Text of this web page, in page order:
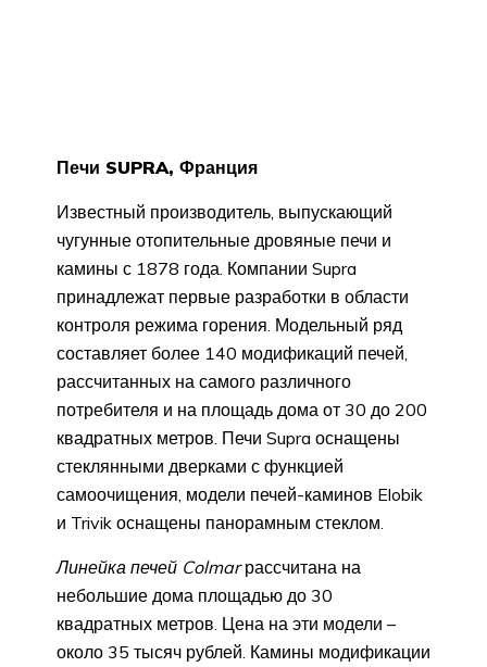
Печи SUPRA, Франция
Известный производитель, выпускающий
чугунные отопительные дровяные печи и
камины с 1878 года. Компании Supra
принадлежат первые разработки в области
контроля режима горения. Модельный ряд
составляет более 140 модификаций печей,
рассчитанных на самого различного
потребителя и на площадь дома от 30 до 200
квадратных метров. Печи Supra оснащены
стеклянными дверками с функцией
самоочищения, модели печей-каминов Elobik
и Trivik оснащены панорамным стеклом.
Линейка печей Colmarрассчитана на
небольшие дома площадью до 30
квадратных метров. Цена на эти модели –
около 35 тысяч рублей. Камины модификации